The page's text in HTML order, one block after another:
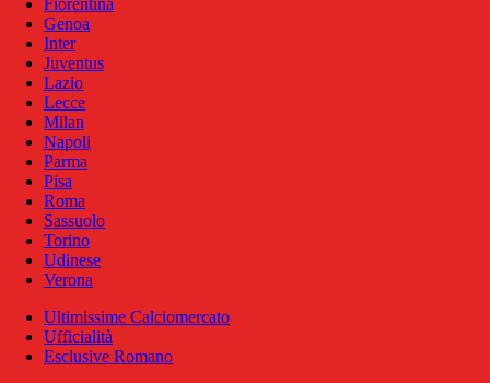
Fiorentina
Genoa
Inter
Juventus
Lazio
Lecce
Milan
Napoli
Parma
Pisa
Roma
Sassuolo
Torino
Udinese
Verona
Ultimissime Calciomercato
Ufficialità
Esclusive Romano